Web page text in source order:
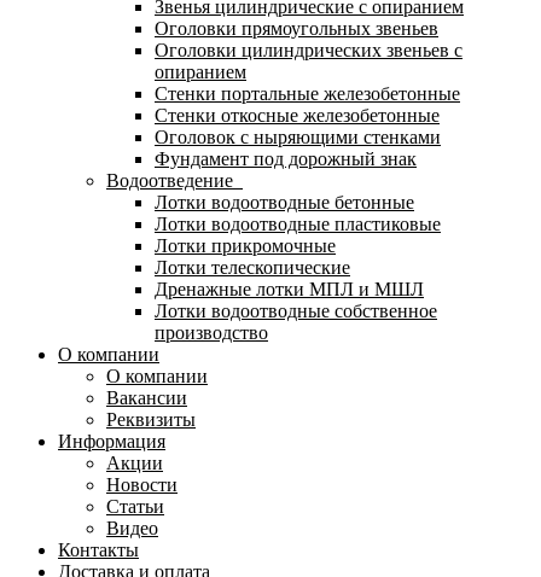
Звенья цилиндрические с опиранием
Оголовки прямоугольных звеньев
Оголовки цилиндрических звеньев с
опиранием
Стенки портальные железобетонные
Стенки откосные железобетонные
Оголовок с ныряющими стенками
Фундамент под дорожный знак
Водоотведение
Лотки водоотводные бетонные
Лотки водоотводные пластиковые
Лотки прикромочные
Лотки телескопические
Дренажные лотки МПЛ и МШЛ
Лотки водоотводные собственное
производство
О компании
О компании
Вакансии
Реквизиты
Информация
Акции
Новости
Статьи
Видео
Контакты
Доставка и оплата